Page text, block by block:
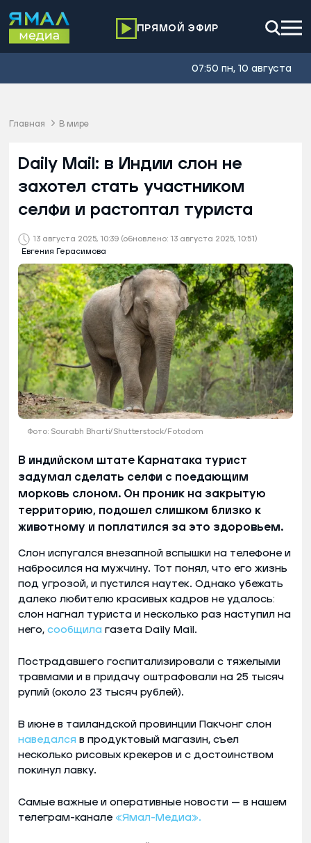
ПРЯМОЙ ЭФИР
07:50 пн, 10 августа
Главная В мире
13 августа 2025, 10:39 (обновлено: 13 августа 2025, 10:51)
Евгения Герасимова
Daily Mail: в Индии слон не
захотел стать участником
селфи и растоптал туриста
Фото: Sourabh Bharti/Shutterstock/Fotodom
В индийском штате Карнатака турист
задумал сделать селфи с поедающим
морковь слоном. Он проник на закрытую
территорию, подошел слишком близко к
животному и поплатился за это здоровьем.
Слон испугался внезапной вспышки на телефоне и
набросился на мужчину. Тот понял, что его жизнь
под угрозой, и пустился наутек. Однако убежать
далеко любителю красивых кадров не удалось:
слон нагнал туриста и несколько раз наступил на
него, сообщила газета Daily Mail.
Пострадавшего госпитализировали с тяжелыми
травмами и в придачу оштрафовали на 25 тысяч
рупий (около 23 тысяч рублей).
В июне в таиландской провинции Пакчонг слон
наведался в продуктовый магазин, съел
несколько рисовых крекеров и с достоинством
покинул лавку.
Самые важные и оперативные новости — в нашем
телеграм-канале «Ямал-Медиа».